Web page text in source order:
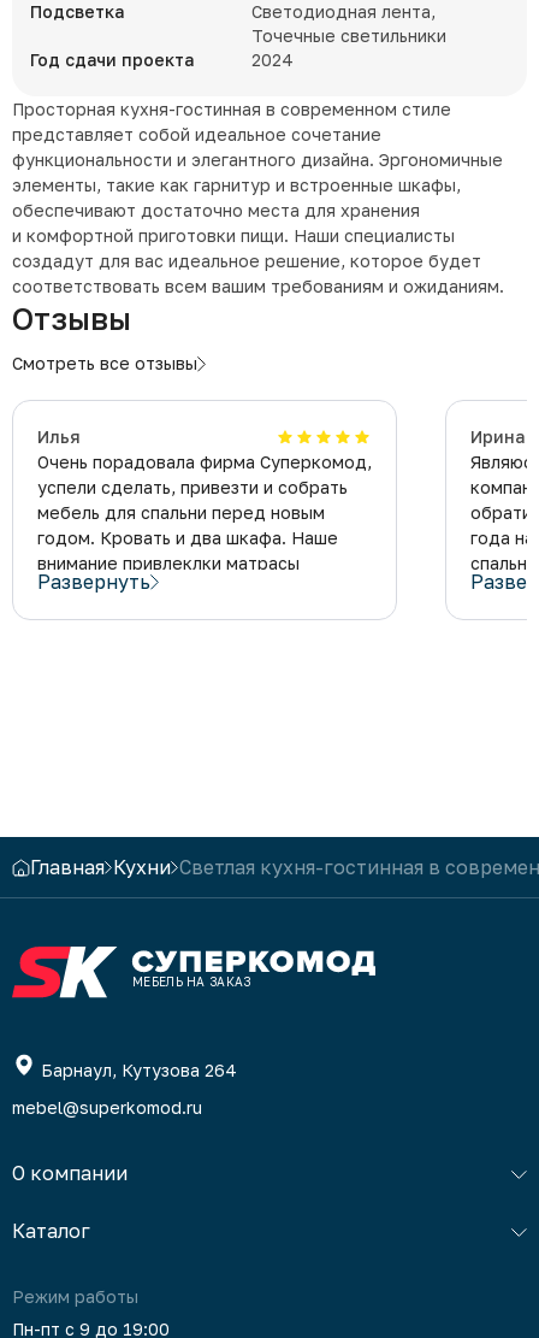
Подсветка
Светодиодная лента,
Точечные светильники
Год сдачи проекта
2024
Просторная кухня-гостинная в современном стиле
представляет собой идеальное сочетание
функциональности и элегантного дизайна. Эргономичные
элементы, такие как гарнитур и встроенные шкафы,
обеспечивают достаточно места для хранения
и комфортной приготовки пищи. Наши специалисты
создадут для вас идеальное решение, которое будет
соответствовать всем вашим требованиям и ожиданиям.
Отзывы
Смотреть все отзывы
Илья
Очень порадовала фирма Суперкомод,
успели сделать, привезти и собрать
мебель для спальни перед новым
годом. Кровать и два шкафа. Наше
внимание привлеклки матрасы
собственного производства,
менеджеры фирмы Суперкомод
Развернуть
Ирина
года
Главная Кухни Светлая кухня-гостинная в
МЕБЕЛЬ НА ЗАКАЗ
Барнаул, Кутузова 264
mebel@superkomod.ru
О компании
Каталог
Режим работы
Пн-пт с 9 до 19:00